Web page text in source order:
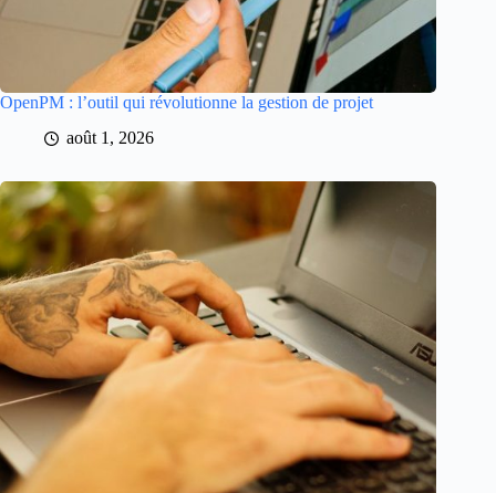
OpenPM : l’outil qui révolutionne la gestion de projet
août 1, 2026